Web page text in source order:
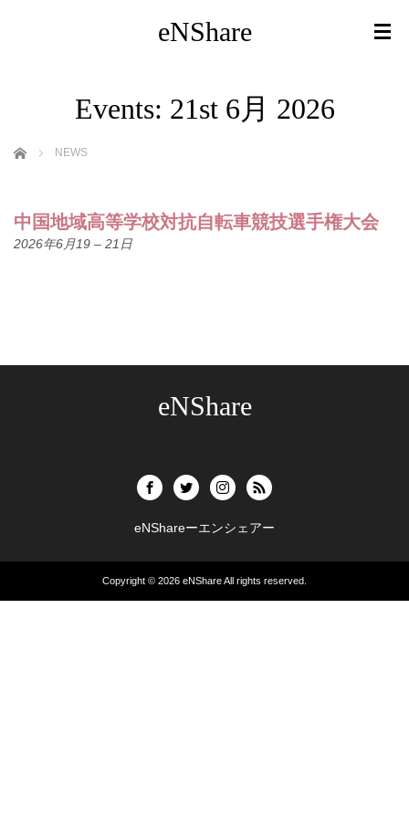
eNShare
Events: 21st 6月 2026
ホーム NEWS
中国地域高等学校対抗自転車競技選手権大会
2026年6月19 – 21日
eNShare
eNShareーエンシェアー
Copyright © 2026 eNShareAll rights reserved.